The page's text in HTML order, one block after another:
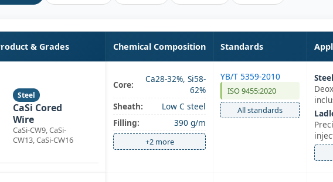
& Grades Chemical Composition Standards
Steel
CaSi Cored
Wire
CaSi-CW9, CaSi-
CW13, CaSi-CW16
Core:
Ca28-32%, Si58-
62%
Sheath:
Low C steel
Filling:
390 g/m
+2 more
YB/T 5359-2010
ISO 9455:2020
All standards